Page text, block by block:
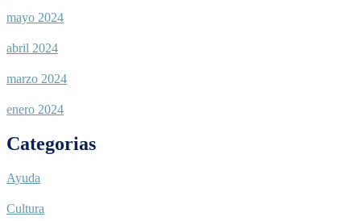
mayo 2024
abril 2024
marzo 2024
enero 2024
Categorias
Ayuda
Cultura